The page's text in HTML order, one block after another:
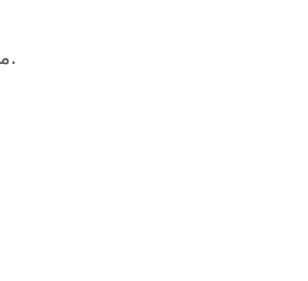
مساعد.